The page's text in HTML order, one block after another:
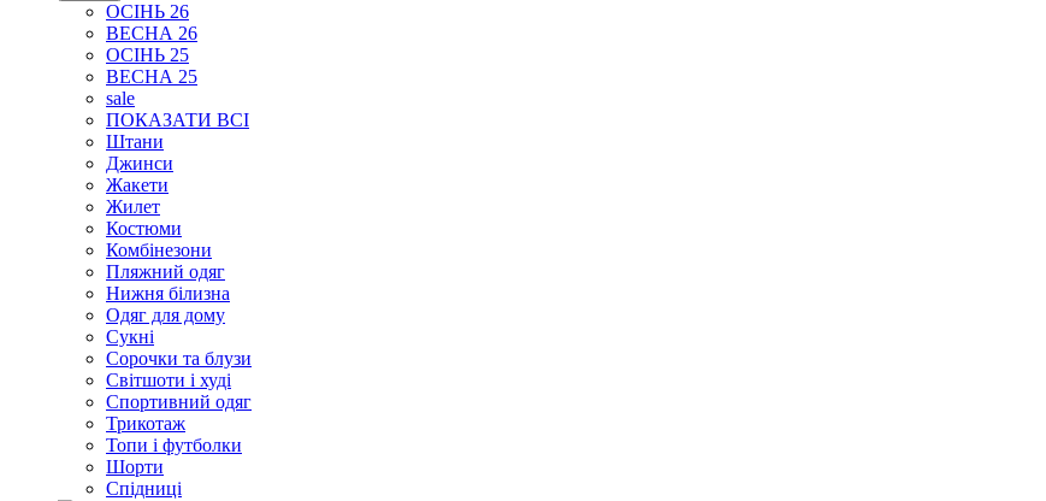
ОСІНЬ 26
ВЕСНА 26
ОСІНЬ 25
ВЕСНА 25
sale
ПОКАЗАТИ ВСІ
Штани
Джинси
Жакети
Жилет
Костюми
Комбінезони
Пляжний одяг
Нижня білизна
Одяг для дому
Сукні
Сорочки та блузи
Світшоти і худі
Спортивний одяг
Трикотаж
Топи і футболки
Шорти
Спідниці